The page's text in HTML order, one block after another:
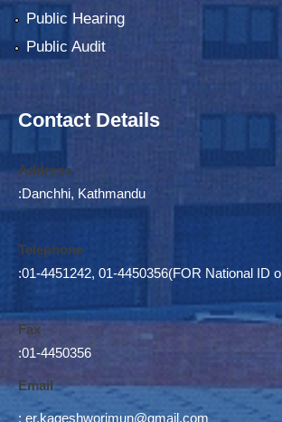
Public Hearing
Public Audit
Contact Details
Address
:Danchhi, Kathmandu
Telephone
:01-4451242, 01-4450356(FOR National ID
Fax
:01-4450356
Email
: er.kageshworimun@gmail.com